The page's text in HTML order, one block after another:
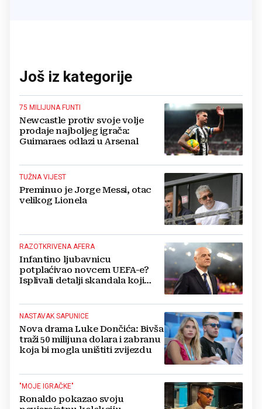
Još iz kategorije
75 MILIJUNA FUNTI
Newcastle protiv svoje volje
prodaje najboljeg igrača:
Guimaraes odlazi u Arsenal
TUŽNA VIJEST
Preminuo je Jorge Messi, otac
velikog Lionela
RAZOTKRIVENA AFERA
Infantino ljubavnicu
potplaćivao novcem UEFA-e?
Isplivali detalji skandala koji
NASTAVAK SAPUNICE
Nova drama Luke Dončića: Bivša
traži 50 milijuna dolara i zabranu
koja bi mogla uništiti zvijezdu
"MOJE IGRAČKE"
Ronaldo pokazao svoju